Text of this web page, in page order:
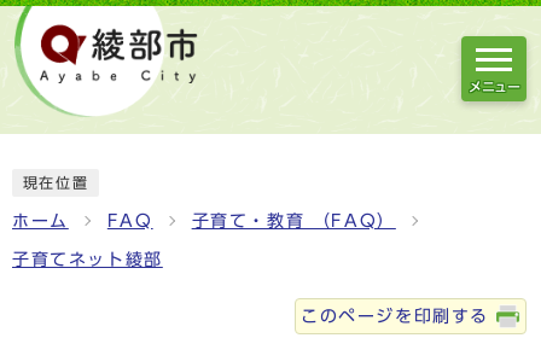
メニュー
現在位置
ホーム FAQ 子育て・教育 （FAQ）
子育てネット綾部
このページを印刷する